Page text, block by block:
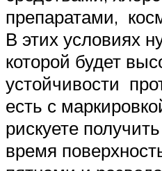
препаратами,
В этих условиях
которой будет
устойчивости
есть с
рискуете
время